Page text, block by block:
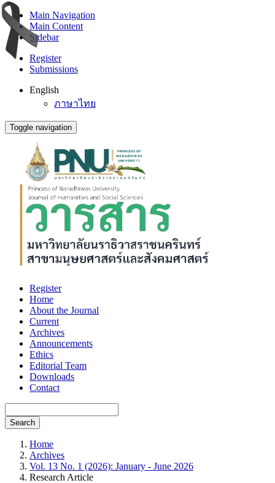
Main Navigation
Main Content
Sidebar
Register
Submissions
English
ภาษาไทย
Toggle navigation
Register
Home
About the Journal
Current
Archives
Announcements
Ethics
Editorial Team
Downloads
Contact
Search
Home
Archives
Vol. 13 No. 1 (2026): January - June 2026
Research Article